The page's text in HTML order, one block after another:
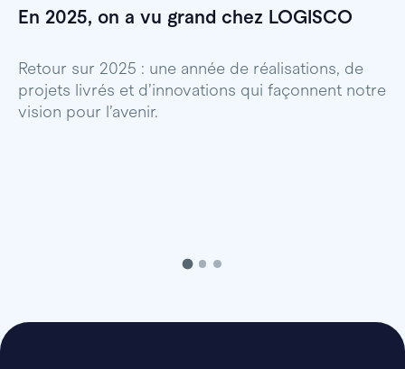
En 2025, on a vu grand chez LOGISCO
Retour sur 2025 : une année de réalisations, de
projets livrés et d’innovations qui façonnent notre
vision pour l’avenir.